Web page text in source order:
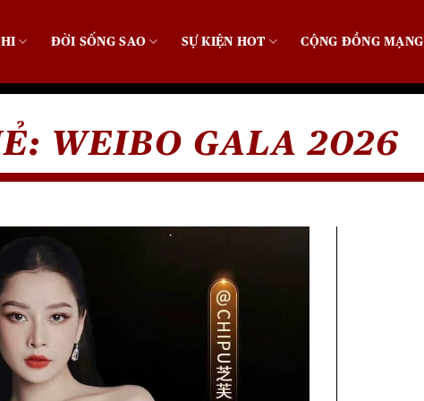
ĐỜI SỐNG SAO SỰ KIỆN HOT CỘNG ĐỒNG MẠNG
WEIBO GALA 2026